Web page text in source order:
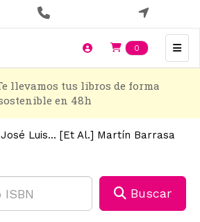
0 Items en
llevamos tus libros de forma
en 48h
José Luis... [Et Al.] Martín Barrasa
Buscar